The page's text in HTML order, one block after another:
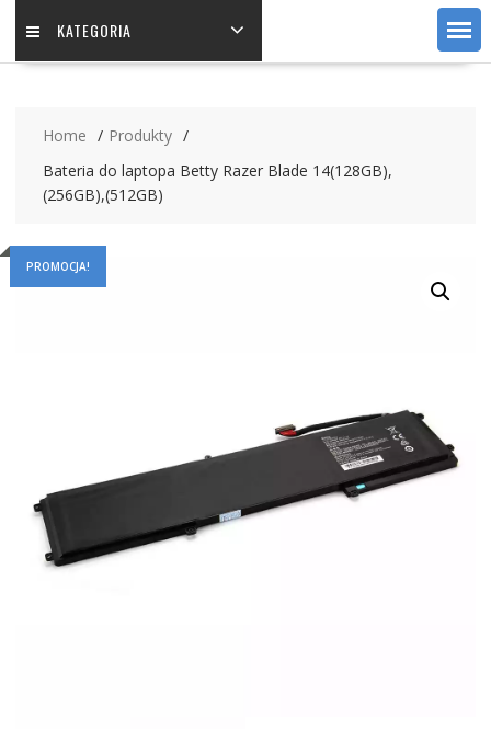
KATEGORIA
Home
Produkty
Bateria do laptopa Betty Razer Blade 14(128GB),
(256GB),(512GB)
PROMOCJA!